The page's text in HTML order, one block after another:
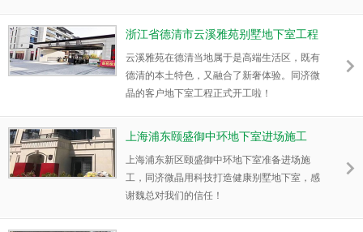
浙江省德清市云溪雅苑别墅地下室工程
云溪雅苑在德清当地属于是高端生活区，既有
德清的本土特色，又融合了新奢体验。同济微
晶的客户地下室工程正式开工啦！
上海浦东颐盛御中环地下室进场施工
上海浦东新区颐盛御中环地下室准备进场施
工，同济微晶用科技打造健康别墅地下室，感
谢魏总对我们的信任！